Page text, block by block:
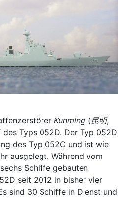
Kunming (昆明,
Typs 052D. Der Typ 052D
des Typ 052C und ist wie
ausgelegt. Während vom
Schiffe gebauten
seit 2012 in bisher vier
sind 30 Schiffe in Dienst und